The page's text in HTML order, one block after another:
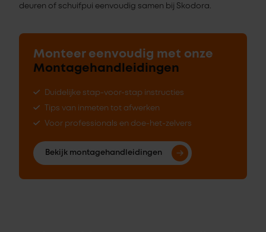
deuren of schuifpui eenvoudig samen bij Skodora.
Monteer eenvoudig met onze
Montagehandleidingen
Duidelijke stap-voor-stap instructies
Tips van inmeten tot afwerken
Voor professionals en doe-het-zelvers
Bekijk montagehandleidingen